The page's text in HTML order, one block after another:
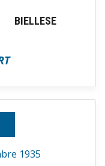
BIELLESE
1935